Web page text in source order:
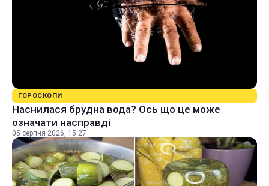
ГОРОСКОПИ
Наснилася брудна вода? Ось що це може
означати насправді
05 серпня 2026, 15:27